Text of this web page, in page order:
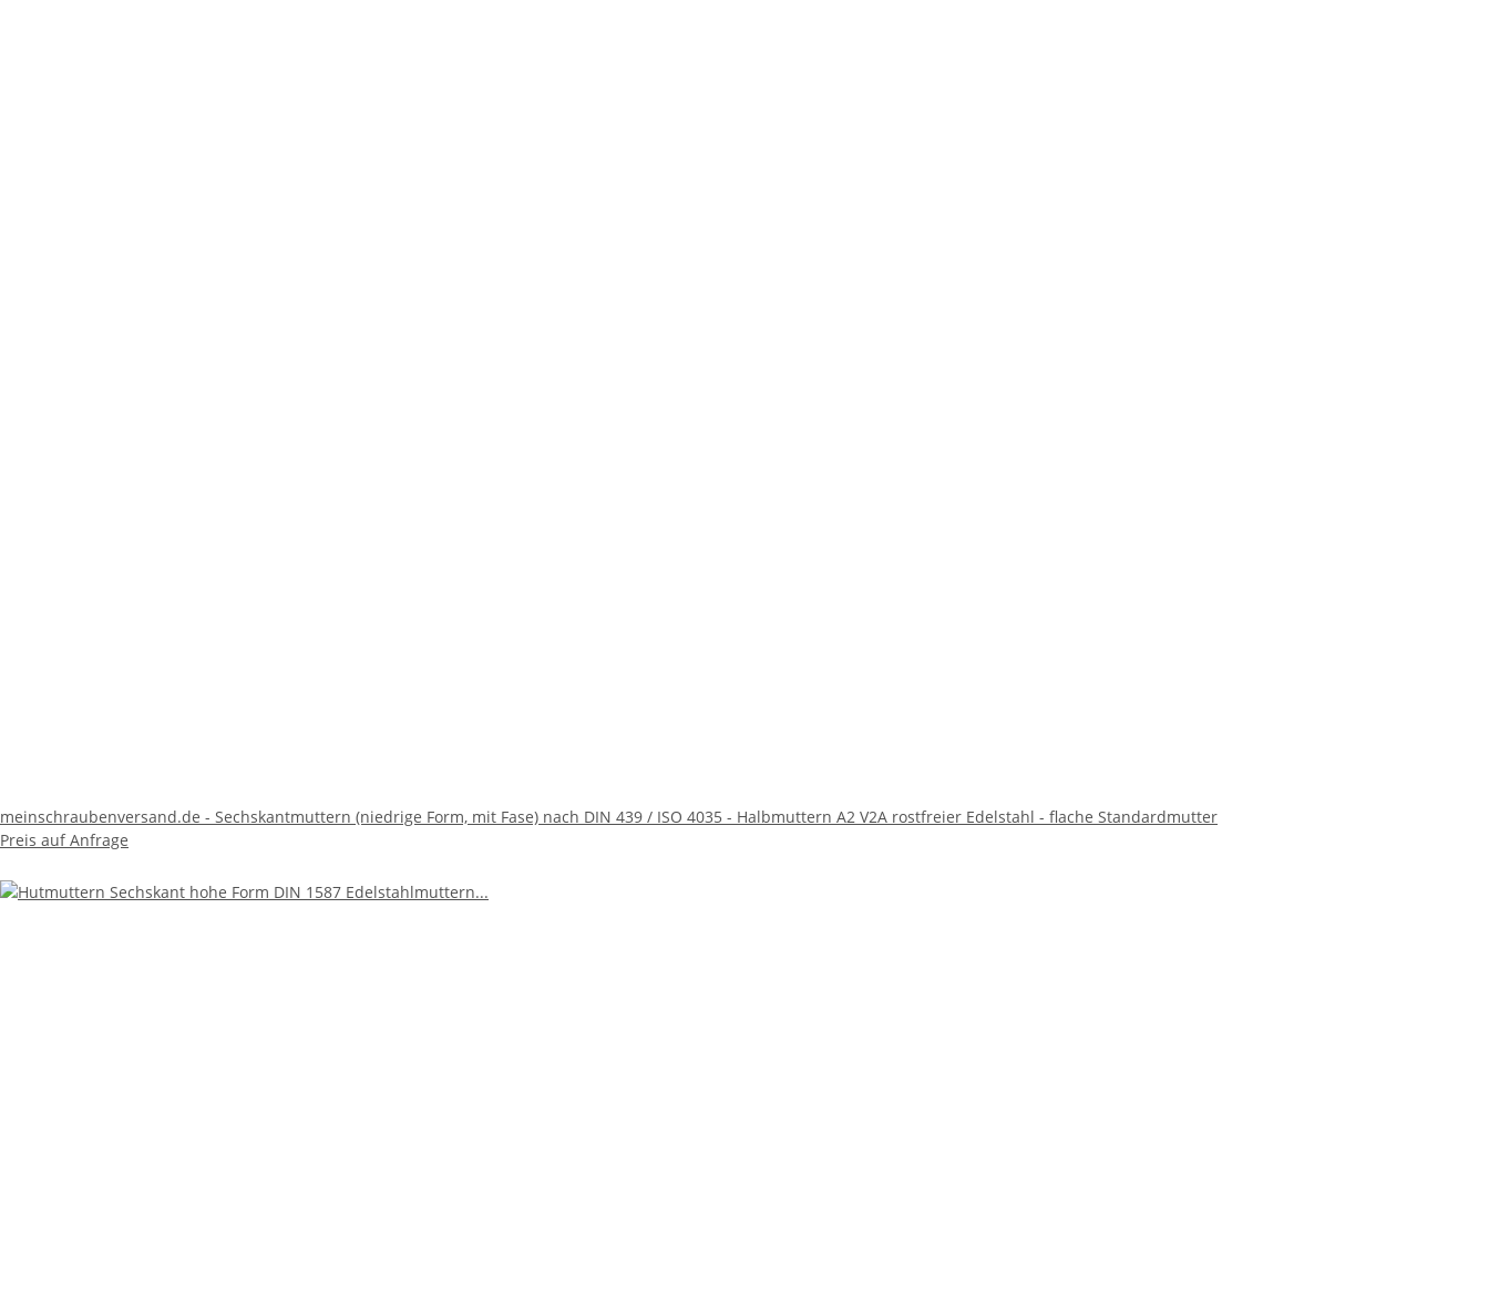
meinschraubenversand.de - Sechskantmuttern (niedrige Form, mit Fase) nach DIN 439 / ISO 4035 - Halbmuttern A2 V2A rostfreier Edelstahl - flache Standardmutter
Preis auf Anfrage